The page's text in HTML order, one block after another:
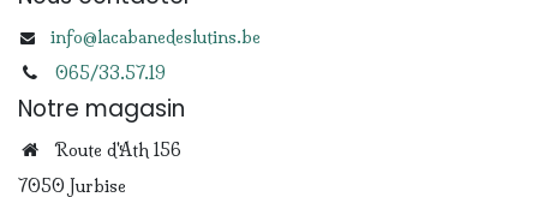
info@lacabanedeslutins.be
065/33.57.19
Notre magasin
Route d'Ath 156
7050 Jurbise